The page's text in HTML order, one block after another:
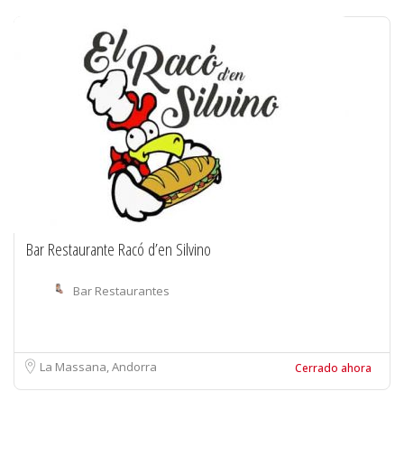
Bar Restaurante Racó d’en Silvino
Bar Restaurantes
La Massana, Andorra Cerrado ahora